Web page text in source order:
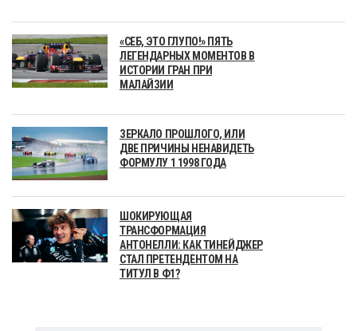
«СЕБ, ЭТО ГЛУПО!» ПЯТЬ
ЛЕГЕНДАРНЫХ МОМЕНТОВ В
ИСТОРИИ ГРАН ПРИ
МАЛАЙЗИИ
ЗЕРКАЛО ПРОШЛОГО, ИЛИ
ДВЕ ПРИЧИНЫ НЕНАВИДЕТЬ
ФОРМУЛУ 1 1998 ГОДА
ШОКИРУЮЩАЯ
ТРАНСФОРМАЦИЯ
АНТОНЕЛЛИ: КАК ТИНЕЙДЖЕР
СТАЛ ПРЕТЕНДЕНТОМ НА
ТИТУЛ В Ф1?